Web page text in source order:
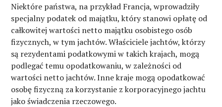
Niektóre państwa, na przykład Francja, wprowadziły
specjalny podatek od majątku, który stanowi opłatę od
całkowitej wartości netto majątku osobistego osób
fizycznych, w tym jachtów. Właściciele jachtów, którzy
są rezydentami podatkowymi w takich krajach, mogą
podlegać temu opodatkowaniu, w zależności od
wartości netto jachtów. Inne kraje mogą opodatkować
osobę fizyczną za korzystanie z korporacyjnego jachtu
jako świadczenia rzeczowego.